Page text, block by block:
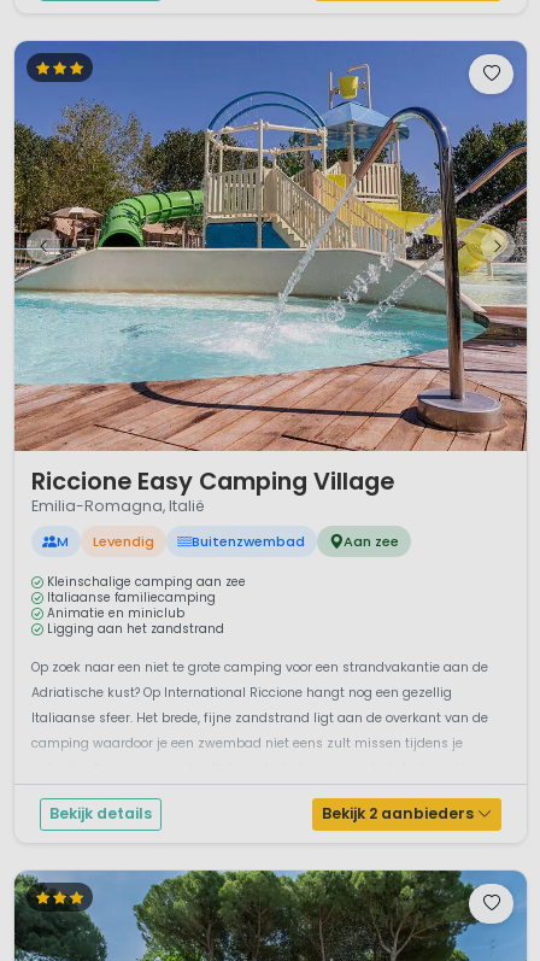
Riccione Easy Camping Village
Emilia-Romagna, Italië
M Levendig Buitenzwembad Aan zee
Kleinschalige camping aan zee
Italiaanse familiecamping
Animatie en miniclub
Ligging aan het zandstrand
Op zoek naar een niet te grote camping voor een strandvakantie aan de
Adriatische kust? Op International Riccione hangt nog een gezellig
Italiaanse sfeer. Het brede, fijne zandstrand ligt aan de overkant van de
camping waardoor je een zwembad niet eens zult missen tijdens je
van R...
Bekijk details Bekijk 2 aanbieders